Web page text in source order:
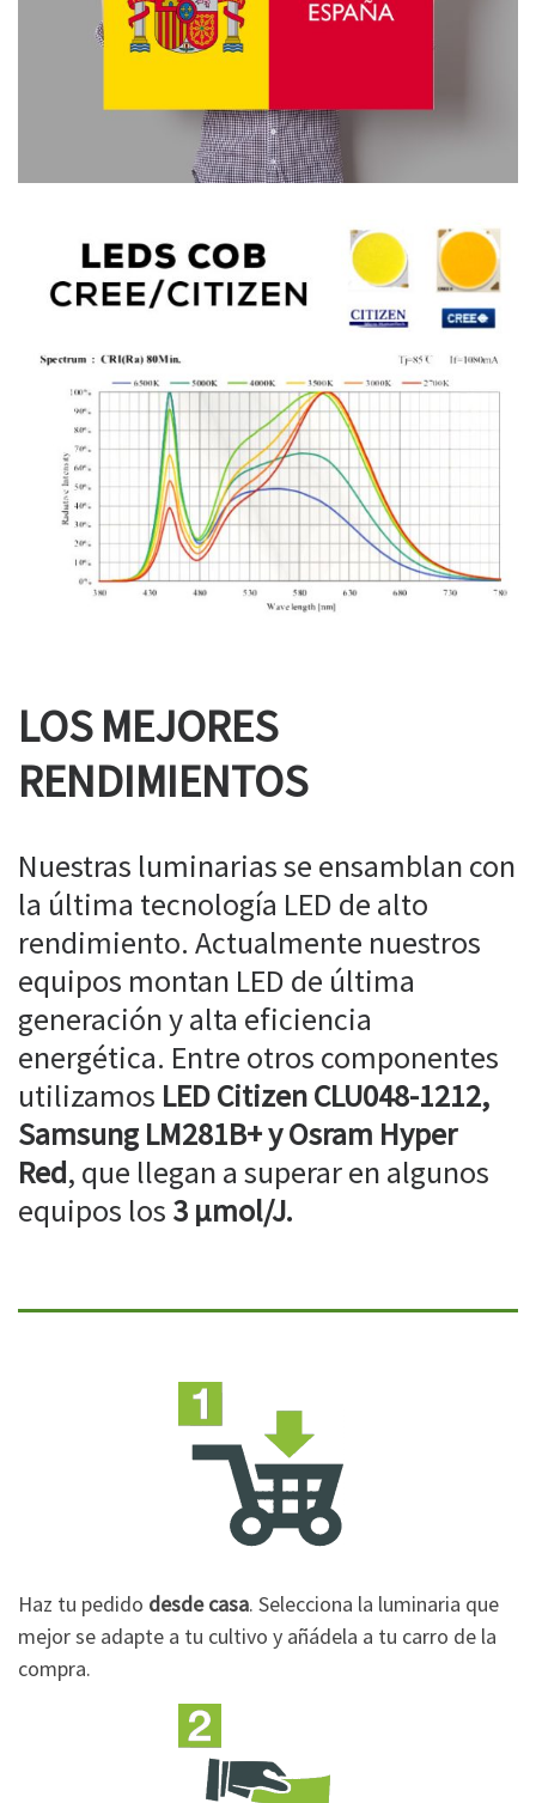
LOS MEJORES
RENDIMIENTOS
Nuestras luminarias se ensamblan con
la última tecnología LED de alto
rendimiento. Actualmente nuestros
equipos montan LED de última
generación y alta eficiencia
energética. Entre otros componentes
utilizamos LED Citizen CLU048-1212,
Samsung LM281B+ y Osram Hyper
Red, que llegan a superar en algunos
equipos los 3 µmol/J.
Haz tu pedido desde casa. Selecciona la luminaria que
mejor se adapte a tu cultivo y añádela a tu carro de la
compra.